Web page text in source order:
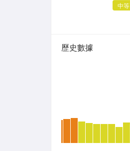
中等
歷史數據